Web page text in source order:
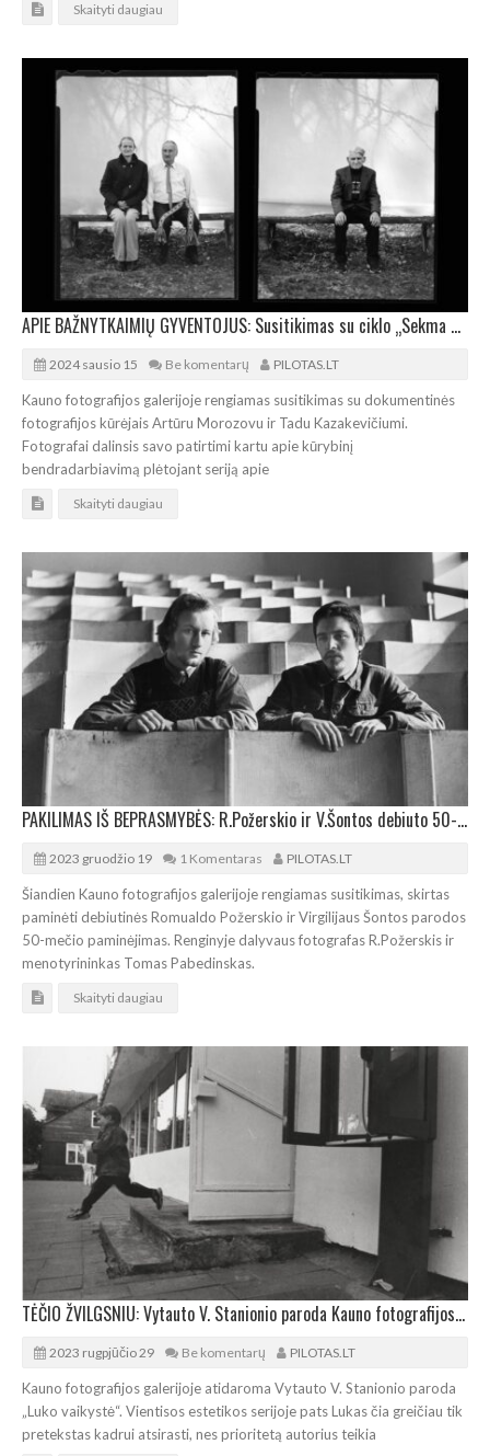
Skaityti daugiau
APIE BAŽNYTKAIMIŲ GYVENTOJUS: Susitikimas su ciklo „Sekma diena“ autoriais Kaune
2024 sausio 15 Be komentarų PILOTAS.LT
Kauno fotografijos galerijoje rengiamas susitikimas su dokumentinės
fotografijos kūrėjais Artūru Morozovu ir Tadu Kazakevičiumi.
Fotografai dalinsis savo patirtimi kartu apie kūrybinį
bendradarbiavimą plėtojant seriją apie
Skaityti daugiau
PAKILIMAS IŠ BEPRASMYBĖS: R.Požerskio ir V.Šontos debiuto 50-mečio paminėjimas Kaune
2023 gruodžio 19 1 Komentaras PILOTAS.LT
Šiandien Kauno fotografijos galerijoje rengiamas susitikimas, skirtas
paminėti debiutinės Romualdo Požerskio ir Virgilijaus Šontos parodos
50-mečio paminėjimas. Renginyje dalyvaus fotografas R.Požerskis ir
menotyrininkas Tomas Pabedinskas.
Skaityti daugiau
TĖČIO ŽVILGSNIU: Vytauto V. Stanionio paroda Kauno fotografijos galerijoje
2023 rugpjūčio 29 Be komentarų PILOTAS.LT
Kauno fotografijos galerijoje atidaroma Vytauto V. Stanionio paroda
„Luko vaikystė“. Vientisos estetikos serijoje pats Lukas čia greičiau tik
pretekstas kadrui atsirasti, nes prioritetą autorius teikia